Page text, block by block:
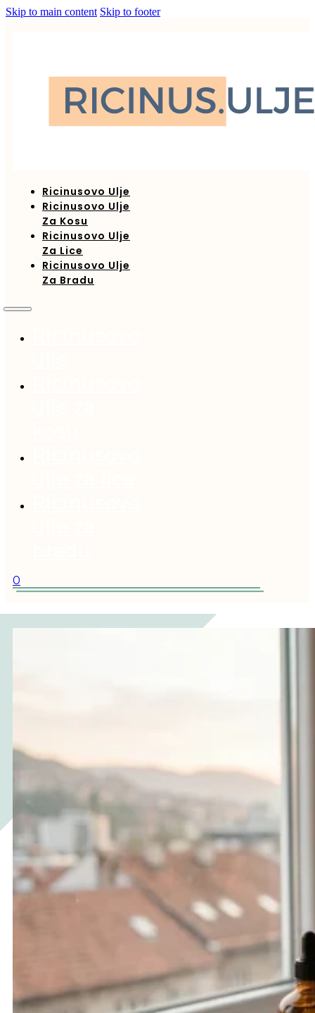
Skip to main content Skip to footer
Ricinusovo Ulje
Ricinusovo Ulje
Za Kosu
Ricinusovo Ulje
Za Lice
Ricinusovo Ulje
Za Bradu
0